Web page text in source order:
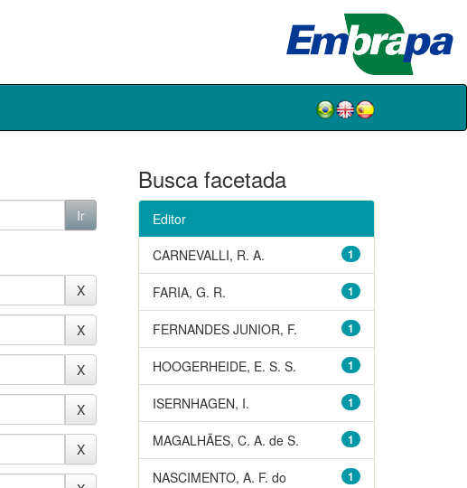
Busca facetada
Editor
1
CARNEVALLI, R. A.
1
FARIA, G. R.
1
FERNANDES JUNIOR, F.
1
HOOGERHEIDE, E. S. S.
1
ISERNHAGEN, I.
1
MAGALHÃES, C. A. de S.
1
NASCIMENTO, A. F. do